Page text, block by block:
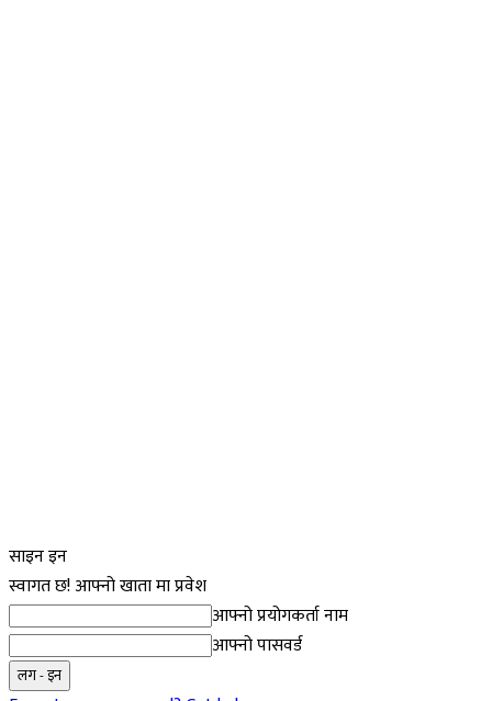
साइन इन
स्वागत छ! आफ्नो खाता मा प्रवेश
आफ्नो प्रयोगकर्ता नाम
आफ्नो पासवर्ड